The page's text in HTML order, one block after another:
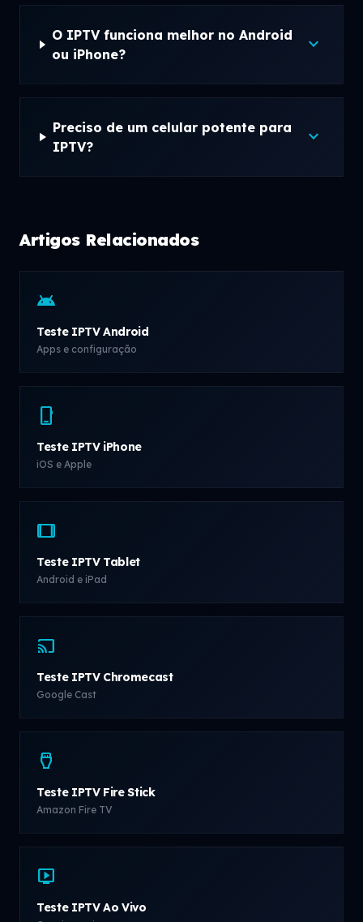
O IPTV funciona melhor no Android
ou iPhone?
expand_more
Preciso de um celular potente para
IPTV?
expand_more
Artigos Relacionados
android
Teste IPTV Android
Apps e configuração
phone_iphone
Teste IPTV iPhone
iOS e Apple
tablet
Teste IPTV Tablet
Android e iPad
cast
Teste IPTV Chromecast
Google Cast
settings_input_hdmi
Teste IPTV Fire Stick
Amazon Fire TV
live_tv
Teste IPTV Ao Vivo